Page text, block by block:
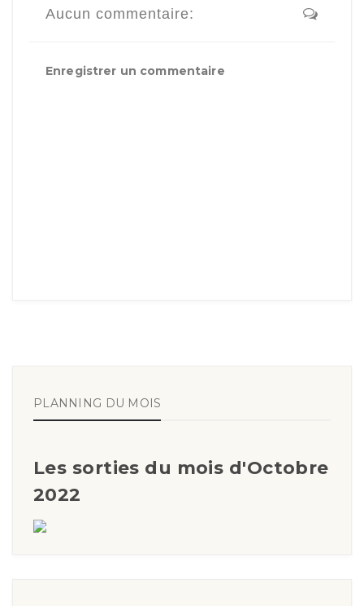
Aucun commentaire:
Enregistrer un commentaire
PLANNING DU MOIS
Les sorties du mois d'Octobre
2022